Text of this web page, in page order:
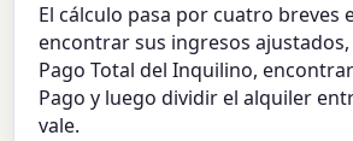
El cálculo pasa por cuatro breves
encontrar sus ingresos
Pago Total del Inquilino,
Pago y luego dividir el alquiler
vale.